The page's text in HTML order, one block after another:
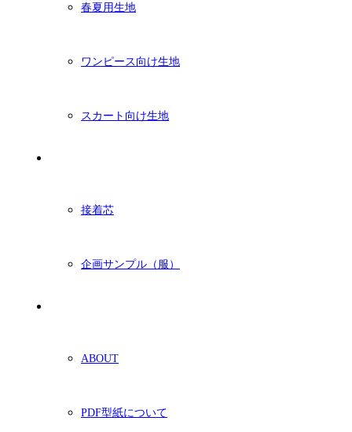
春夏用生地
ワンピース向け生地
スカート向け生地
接着芯
企画サンプル（服）
ABOUT
PDF型紙について